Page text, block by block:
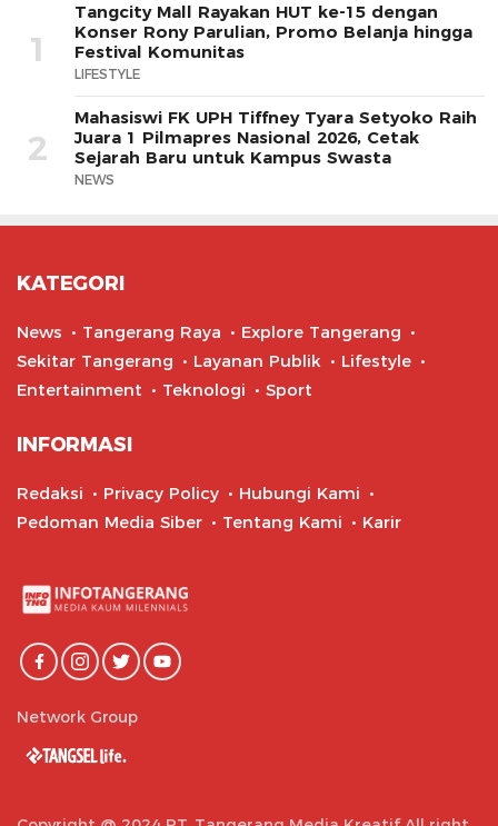
1
Tangcity Mall Rayakan HUT ke-15 dengan
Konser Rony Parulian, Promo Belanja hingga
Festival Komunitas
LIFESTYLE
2
Mahasiswi FK UPH Tiffney Tyara Setyoko Raih
Juara 1 Pilmapres Nasional 2026, Cetak
Sejarah Baru untuk Kampus Swasta
NEWS
KATEGORI
News Tangerang Raya
Explore Tangerang
Sekitar Tangerang
Layanan Publik
Lifestyle
Entertainment
Teknologi Sport
INFORMASI
Redaksi Privacy Policy
Hubungi Kami
Pedoman Media Siber
Tentang Kami Karir
Network Group